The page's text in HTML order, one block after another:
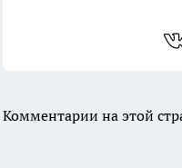
Комментарии на этой